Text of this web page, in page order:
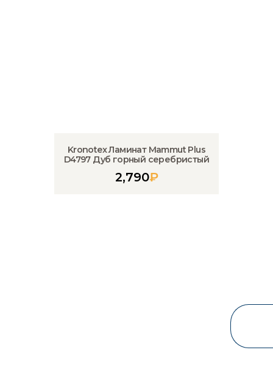
Kronotex Ламинат Mammut Plus
D4797 Дуб горный серебристый
2,790₽